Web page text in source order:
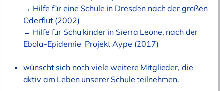
→ Hilfe für eine Schule in Dresden nach der großen
Oderflut (2002)
→ Hilfe für Schulkinder in Sierra Leone, nach der
Ebola-Epidemie, Projekt Aype (2017)
wünscht sich noch viele weitere Mitglieder, die
aktiv am Leben unserer Schule teilnehmen.